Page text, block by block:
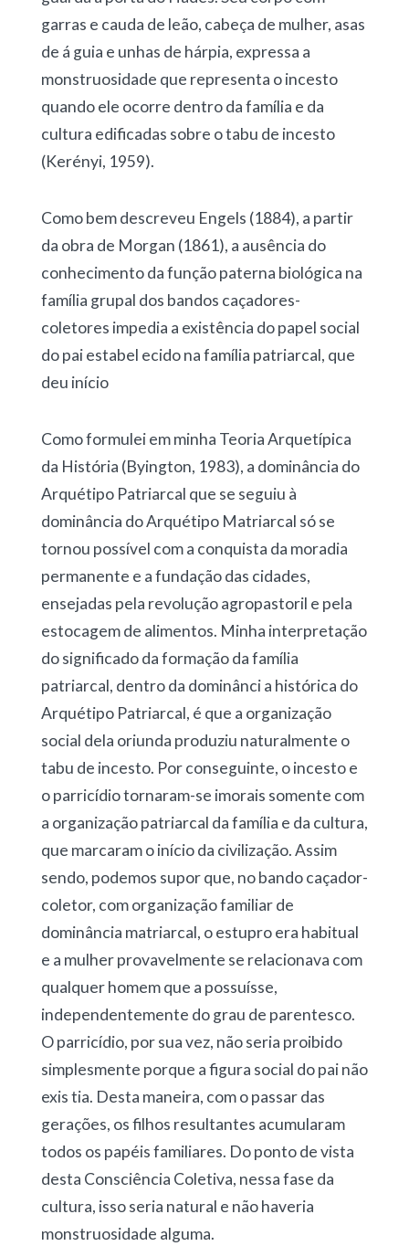
garras e cauda de leão, cabeça de mulher, asas
de á guia e unhas de hárpia, expressa a
monstruosidade que representa o incesto
quando ele ocorre dentro da família e da
cultura edificadas sobre o tabu de incesto
(Kerényi, 1959).
Como bem descreveu Engels (1884), a partir
da obra de Morgan (1861), a ausência do
conhecimento da função paterna biológica na
família grupal dos bandos caçadores-
coletores impedia a existência do papel social
do pai estabel ecido na família patriarcal, que
deu início
Como formulei em minha Teoria Arquetípica
da História (Byington, 1983), a dominância do
Arquétipo Patriarcal que se seguiu à
dominância do Arquétipo Matriarcal só se
tornou possível com a conquista da moradia
permanente e a fundação das cidades,
ensejadas pela revolução agropastoril e pela
estocagem de alimentos. Minha interpretação
do significado da formação da família
patriarcal, dentro da dominânci a histórica do
Arquétipo Patriarcal, é que a organização
social dela oriunda produziu naturalmente o
tabu de incesto. Por conseguinte, o incesto e
o parricídio tornaram-se imorais somente com
a organização patriarcal da família e da cultura,
que marcaram o início da civilização. Assim
sendo, podemos supor que, no bando caçador-
coletor, com organização familiar de
dominância matriarcal, o estupro era habitual
e a mulher provavelmente se relacionava com
qualquer homem que a possuísse,
independentemente do grau de parentesco.
O parricídio, por sua vez, não seria proibido
simplesmente porque a figura social do pai não
exis tia. Desta maneira, com o passar das
gerações, os filhos resultantes acumularam
todos os papéis familiares. Do ponto de vista
desta Consciência Coletiva, nessa fase da
cultura, isso seria natural e não haveria
monstruosidade alguma.